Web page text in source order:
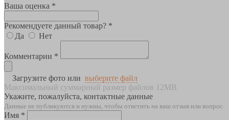
Ваша оценка *
Рекомендуете данный товар? *
Да
Нет
Комментарии *
Загрузите фото или выберите файл
Максимальный суммарный размер файлов 12MB
Укажите, пожалуйста, контактные данные
Данные не публикуются и нужны, чтобы ответить на ваш отзыв или вопрос
Имя *